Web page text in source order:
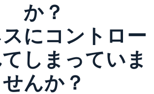
か？
にコントロー
しまっていま
せんか？